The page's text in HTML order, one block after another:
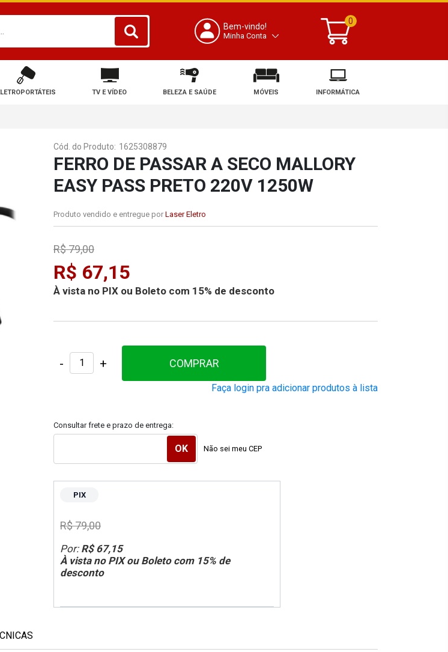
Bem-vindo!
Minha Conta
0
TV E VÍDEO BELEZA E SAÚDE MÓVEIS INFORMÁTICA
Cód. do Produto: 1625308879
FERRO DE PASSAR A SECO MALLORY
EASY PASS PRETO 220V 1250W
Produto vendido e entregue por Laser Eletro
R$ 67,15
À vista no PIX ou Boleto com 15% de desconto
R$ 79,00
- + COMPRAR
Faça login pra adicionar produtos à lista
Consultar frete e prazo de entrega:
Não sei meu CEP
PIX
Por: R$ 67,15
À vista no PIX ou Boleto com 15% de
desconto
R$ 79,00